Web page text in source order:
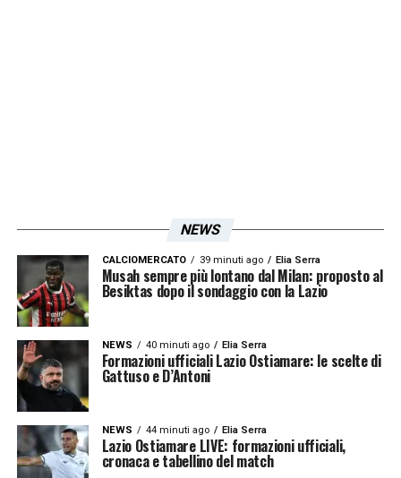
NEWS
CALCIOMERCATO 39 minuti ago Elia Serra
Musah sempre più lontano dal Milan: proposto al
Besiktas dopo il sondaggio con la Lazio
NEWS 40 minuti ago Elia Serra
Formazioni ufficiali Lazio Ostiamare: le scelte di
Gattuso e D’Antoni
NEWS 44 minuti ago Elia Serra
Lazio Ostiamare LIVE: formazioni ufficiali,
cronaca e tabellino del match